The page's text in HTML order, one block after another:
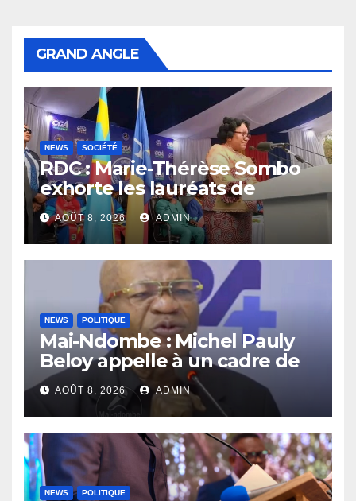
GRAND ANGLE
NEWS SOCIÉTÉ
RDC : Marie-Thérèse Sombo
exhorte les lauréats de
l’UNIKIN à mettre leurs
compétences au service de
la nation
AOÛT 8, 2026 ADMIN
NEWS POLITIQUE
Mai-Ndombe : Michel Pauly
Beloy appelle à un cadre de
concertation avant la tenue
du dialogue inclusif
AOÛT 8, 2026 ADMIN
NEWS POLITIQUE